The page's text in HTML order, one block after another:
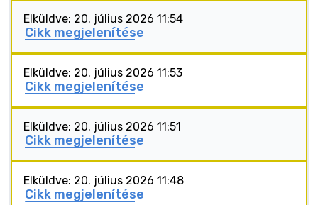
Elküldve: 20. július 2026 11:54
Cikk megjelenítése
Elküldve: 20. július 2026 11:53
Cikk megjelenítése
Elküldve: 20. július 2026 11:51
Cikk megjelenítése
Elküldve: 20. július 2026 11:48
Cikk megjelenítése